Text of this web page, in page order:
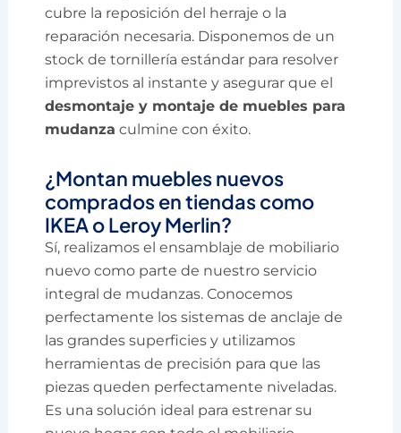
cubre la reposición del herraje o la
reparación necesaria. Disponemos de un
stock de tornillería estándar para resolver
imprevistos al instante y asegurar que el
desmontaje y montaje de muebles para
mudanza culmine con éxito.
¿Montan muebles nuevos
comprados en tiendas como
IKEA o Leroy Merlin?
Sí, realizamos el ensamblaje de mobiliario
nuevo como parte de nuestro servicio
integral de mudanzas. Conocemos
perfectamente los sistemas de anclaje de
las grandes superficies y utilizamos
herramientas de precisión para que las
piezas queden perfectamente niveladas.
Es una solución ideal para estrenar su